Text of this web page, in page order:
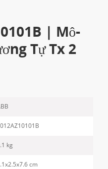
| Mô-
Tự Tx 2
kg
cm